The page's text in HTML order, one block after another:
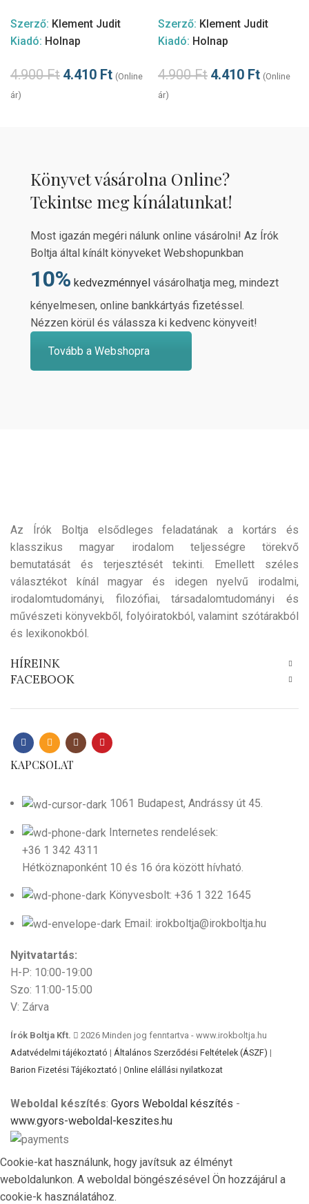
Szerző: Klement Judit
Kiadó: Holnap
4.900Ft 4.410 Ft (Online
ár)
Szerző: Klement Judit
Kiadó: Holnap
4.900Ft 4.410 Ft (Online
ár)
Könyvet vásárolna Online?
Tekintse meg kínálatunkat!
Most igazán megéri nálunk online vásárolni! Az Írók
Boltja által kínált könyveket Webshopunkban
10% kedvezménnyel vásárolhatja meg, mindezt
kényelmesen, online bankkártyás fizetéssel.
Nézzen körül és válassza ki kedvenc könyveit!
Tovább a Webshopra
Az Írók Boltja elsődleges feladatának a kortárs és
klasszikus magyar irodalom teljességre törekvő
bemutatását és terjesztését tekinti. Emellett széles
választékot kínál magyar és idegen nyelvű irodalmi,
irodalomtudományi, filozófiai, társadalomtudományi és
művészeti könyvekből, folyóiratokból, valamint szótárakból
és lexikonokból.
HÍREINK
FACEBOOK
KAPCSOLAT
1061 Budapest, Andrássy út 45.
Internetes rendelések:
+36 1 342 4311
Hétköznaponként 10 és 16 óra között hívható.
Könyvesbolt: +36 1 322 1645
Email: irokboltja@irokboltja.hu
Nyitvatartás:
H-P: 10:00-19:00
Szo: 11:00-15:00
V: Zárva
Írók Boltja Kft.
2026 Minden jog fenntartva - www.irokboltja.hu
Adatvédelmi tájékoztató | Általános Szerződési Feltételek (ÁSZF) |
Barion Fizetési Tájékoztató | Online elállási nyilatkozat
Weboldal készítés: Gyors Weboldal készítés -
www.gyors-weboldal-keszites.hu
Cookie-kat használunk, hogy javítsuk az élményt
weboldalunkon. A weboldal böngészésével Ön hozzájárul a
cookie-k használatához.